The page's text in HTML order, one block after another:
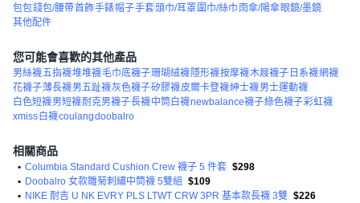
包包錢包/腰帶首飾手錶帽子手套頭巾/耳罩 圍巾/絲巾雨傘/陽傘眼鏡/墨鏡
其他配件
您可能會喜歡的其他產品
男絲襪五指襪堆堆襪毛巾底襪子珊瑚絨襪 隱形襪按摩襪木屐襪子 日系襪網襪
花襪子薄長襪男五趾襪灰色襪子矽膠襪皮爾卡登襪紳士襪男士運動襪
白色短襪男短襪耐克男襪子長襪中筒白襪newbalance襪子綠色襪子彩虹襪
xmiss白襪coulangdoobalro
相關商品
• Columbia Standard Cushion Crew 襪子 5 件套 $298
• Doobalro 女款雛菊刺繡中筒襪 5雙組
$109
• NIKE 耐吉 U NK EVRY PLS LTWT CRW 3PR 基本款長襪 3雙 $226